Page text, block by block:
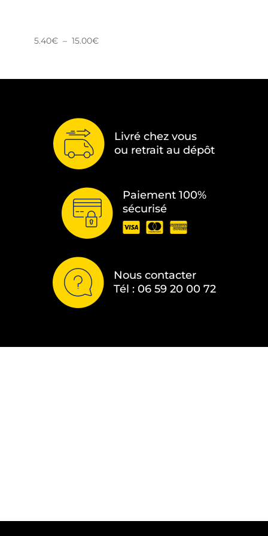
5.40€ – 15.00€Plage
5.40€
Livré chez vous
ou retrait au dépôt
Paiement 100%
sécurisé
Nous contacter
Tél : 06 59 20 00 72